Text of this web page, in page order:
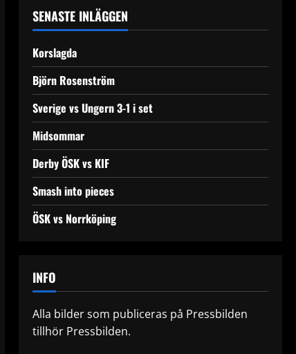
SENASTE INLÄGGEN
Korslagda
Björn Rosenström
Sverige vs Ungern 3-1 i set
Midsommar
Derby ÖSK vs KIF
Smash into pieces
ÖSK vs Norrköping
INFO
Alla bilder som publiceras på Pressbilden
tillhör Pressbilden.